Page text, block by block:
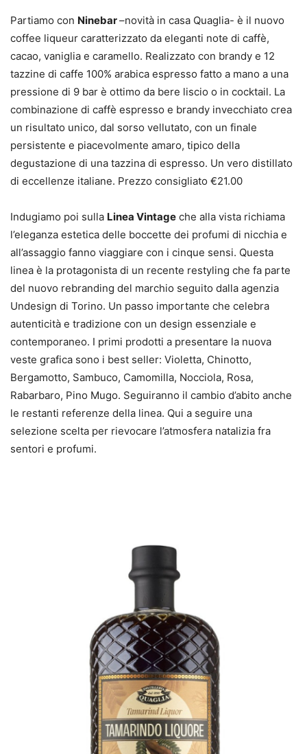
Partiamo con Ninebar–novità in casa Quaglia- è il nuovo
coffee liqueur caratterizzato da eleganti note di caffè,
cacao, vaniglia e caramello. Realizzato con brandy e 12
tazzine di caffe 100% arabica espresso fatto a mano a una
pressione di 9 bar è ottimo da bere liscio o in cocktail. La
combinazione di caffè espresso e brandy invecchiato crea
un risultato unico, dal sorso vellutato, con un finale
persistente e piacevolmente amaro, tipico della
degustazione di una tazzina di espresso. Un vero distillato
di eccellenze italiane. Prezzo consigliato €21.00
Indugiamo poi sulla Linea Vintage che alla vista richiama
l’eleganza estetica delle boccette dei profumi di nicchia e
all’assaggio fanno viaggiare con i cinque sensi. Questa
linea è la protagonista di un recente restyling che fa parte
del nuovo rebranding del marchio seguito dalla agenzia
Undesign di Torino. Un passo importante che celebra
autenticità e tradizione con un design essenziale e
contemporaneo. I primi prodotti a presentare la nuova
veste grafica sono i best seller: Violetta, Chinotto,
Bergamotto, Sambuco, Camomilla, Nocciola, Rosa,
Rabarbaro, Pino Mugo. Seguiranno il cambio d’abito anche
le restanti referenze della linea. Qui a seguire una
selezione scelta per rievocare l’atmosfera natalizia fra
sentori e profumi.